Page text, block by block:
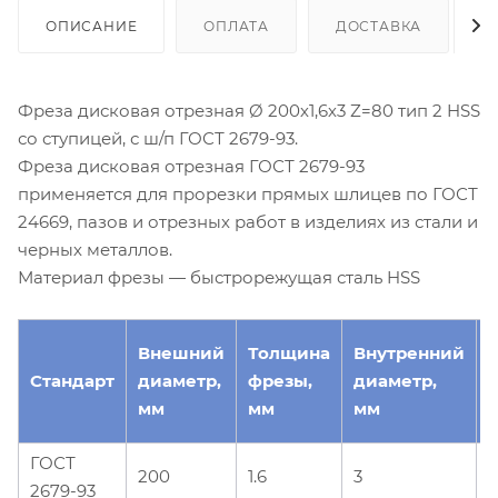
ОПИСАНИЕ ОПЛАТА ДОСТАВКА
Фреза дисковая отрезная Ø 200х1,6х3 Z=80 тип 2 HSS
со ступицей, с ш/п ГОСТ 2679-93.
Фреза дисковая отрезная ГОСТ 2679-93
применяется для прорезки прямых шлицев по ГОСТ
24669, пазов и отрезных работ в изделиях из стали и
черных металлов.
Материал фрезы — быстрорежущая сталь HSS
Стандарт
Внешний
диаметр,
мм
Толщина
фрезы,
мм
Внутренний
диаметр,
мм
ГОСТ
2679-93
200 1.6 3